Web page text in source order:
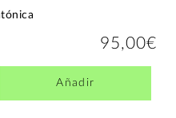
95,00€
Añadir